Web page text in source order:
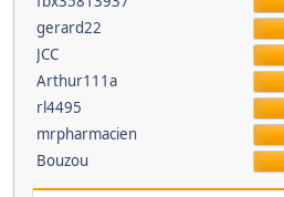
gerard22
JCC
Arthur111a
rl4495
mrpharmacien
Bouzou